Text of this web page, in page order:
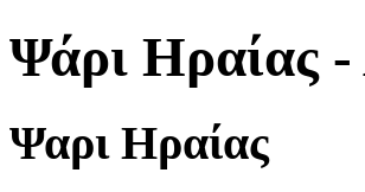
Ψάρι Ηραίας -
Ψαρι Ηραίας